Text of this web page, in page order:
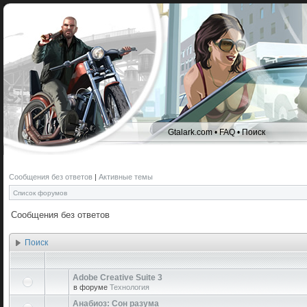
Gtalark.com •FAQ•Поиск
Сообщения без ответов | Активные темы
Список форумов
Сообщения без ответов
Поиск
Adobe Creative Suite 3
в форуме Технология
Анабиоз: Сон разума